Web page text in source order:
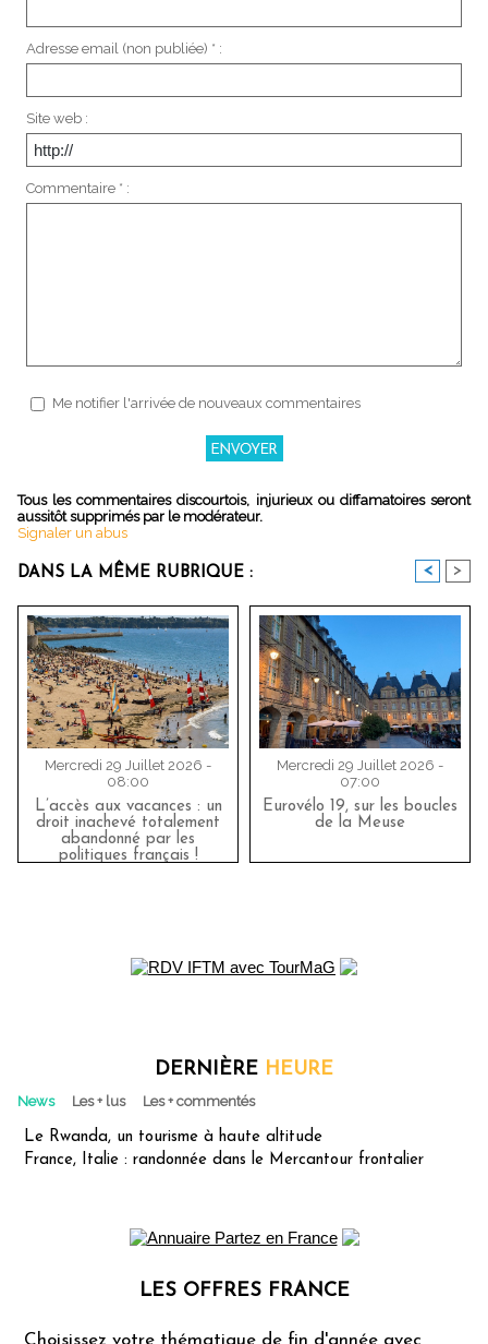
Adresse email (non publiée) * :
Site web :
Commentaire * :
Me notifier l'arrivée de nouveaux commentaires
Tous les commentaires discourtois, injurieux ou diffamatoires seront
aussitôt supprimés par le modérateur.
Signaler un abus
DANS LA MÊME RUBRIQUE : < >
Mercredi 29 Juillet 2026 -
08:00
L’accès aux vacances : un
droit inachevé totalement
abandonné par les
politiques français !
Mercredi 29 Juillet 2026 -
07:00
Eurovélo 19, sur les boucles
de la Meuse
DERNIÈRE HEURE
News Les + lus Les + commentés
Le Rwanda, un tourisme à haute altitude
France, Italie : randonnée dans le Mercantour frontalier
LES OFFRES FRANCE
Choisissez votre thématique de fin d'année avec